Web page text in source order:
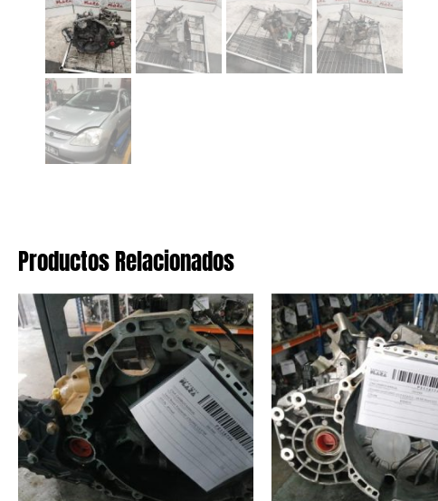
Productos Relacionados